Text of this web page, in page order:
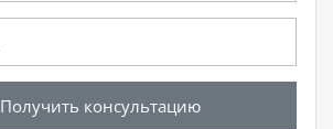
Получить консультацию